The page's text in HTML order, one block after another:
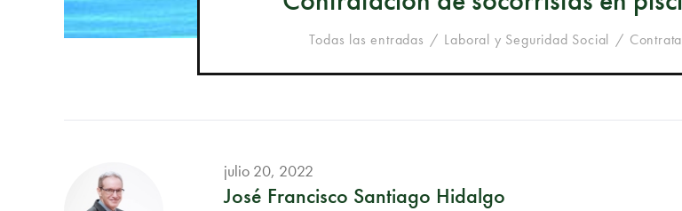
Todas las entradas Laboral y Seguridad Social
julio 20, 2022
José Francisco Santiago Hidalgo